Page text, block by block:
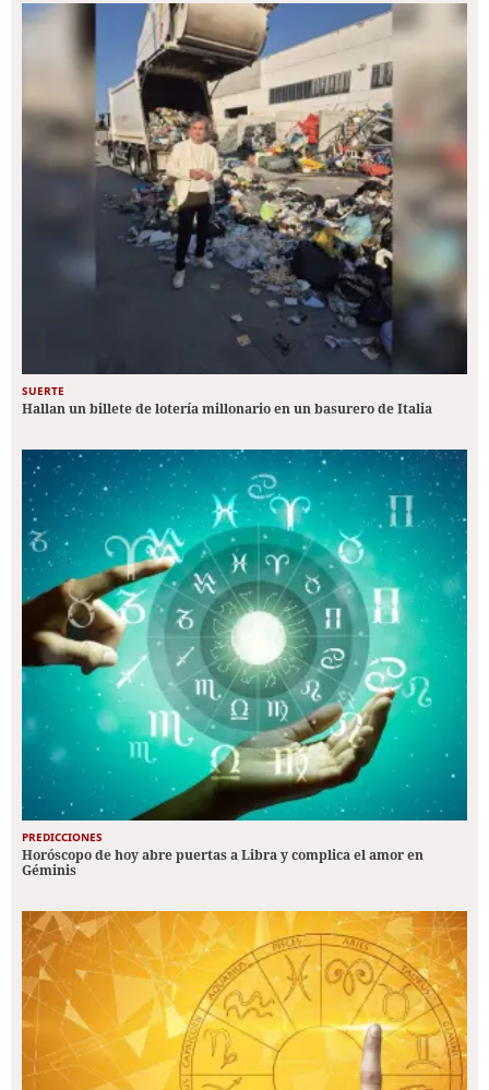
SUERTE
Hallan un billete de lotería millonario en un basurero de Italia
PREDICCIONES
Horóscopo de hoy abre puertas a Libra y complica el amor en
Géminis